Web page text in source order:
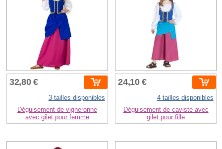
32,80 €
3 tailles disponibles
Déguisement de vigneronne
avec gilet pour femme
24,10 €
4 tailles disponibles
Déguisement de caviste avec
gilet pour fille